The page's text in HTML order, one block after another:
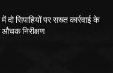
सिपाहियों पर सख्त कार्रवाई के
औचक निरीक्षण